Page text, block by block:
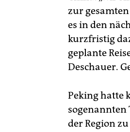
zur
es in den
kurzfristig
geplante
Deschauer.
Peking hatte
sogenannten
der Region